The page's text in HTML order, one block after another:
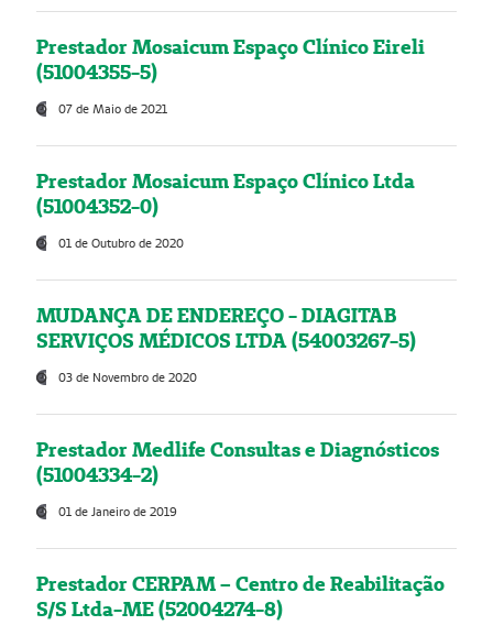
Prestador Mosaicum Espaço Clínico Eireli
(51004355-5)
07 de Maio de 2021
Prestador Mosaicum Espaço Clínico Ltda
(51004352-0)
01 de Outubro de 2020
MUDANÇA DE ENDEREÇO - DIAGITAB
SERVIÇOS MÉDICOS LTDA (54003267-5)
03 de Novembro de 2020
Prestador Medlife Consultas e Diagnósticos
(51004334-2)
01 de Janeiro de 2019
Prestador CERPAM – Centro de Reabilitação
S/S Ltda-ME (52004274-8)